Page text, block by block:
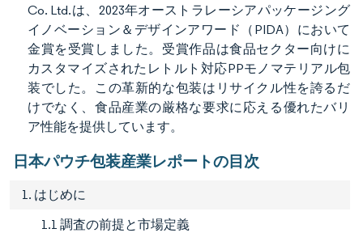
Co. Ltd.は、2023年オーストラレーシアパッケージング
イノベーション＆デザインアワード（PIDA）において
金賞を受賞しました。受賞作品は食品セクター向けに
カスタマイズされたレトルト対応PPモノマテリアル包
装でした。この革新的な包装はリサイクル性を誇るだ
けでなく、食品産業の厳格な要求に応える優れたバリ
ア性能を提供しています。
日本パウチ包装産業レポートの目次
1. はじめに
1.1 調査の前提と市場定義